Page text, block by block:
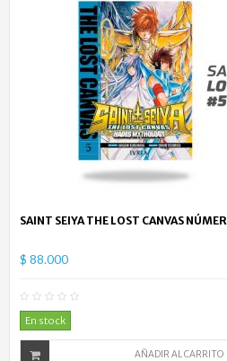
SAINT SEIYA THE LOST CANVAS
$ 88.000
En stock
AÑADIR AL CARRITO